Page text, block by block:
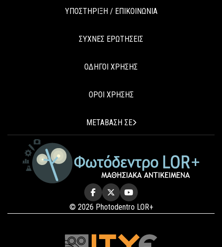
ΥΠΟΣΤΗΡΙΞΗ / ΕΠΙΚΟΙΝΩΝΙΑ
ΣΥΧΝΕΣ ΕΡΩΤΗΣΕΙΣ
ΟΔΗΓΟΙ ΧΡΗΣΗΣ
ΟΡΟΙ ΧΡΗΣΗΣ
ΜΕΤΑΒΑΣΗ ΣΕ
© 2026 Photodentro LOR+